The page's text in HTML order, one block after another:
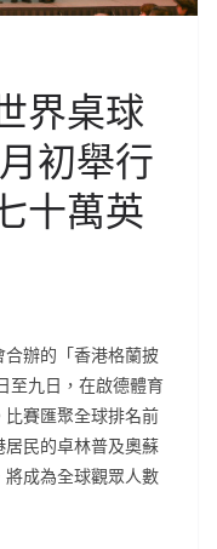
界桌球
初舉行
十萬英
辦的「香港格蘭披
至九日，在啟德體育
賽匯聚全球排名前
民的卓林普及奧蘇
成為全球觀眾人數